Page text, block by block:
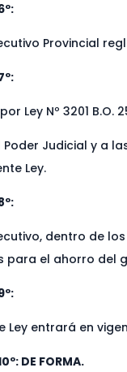
Provincial
Ley Nº 3201 B.O.
Poder Judicial y a
Ley.
dentro de
para el ahorro del
Ley entrará en
DE FORMA.